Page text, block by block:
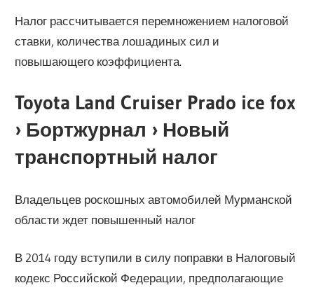
Налог рассчитывается перемножением налоговой
ставки, количества лошадиных сил и
повышающего коэффициента.
Toyota Land Cruiser Prado ice fox
› Бортжурнал › Новый
транспортный налог
Владельцев роскошных автомобилей Мурманской
области ждет повышенный налог
В 2014 году вступили в силу поправки в Налоговый
кодекс Российской Федерации, предполагающие